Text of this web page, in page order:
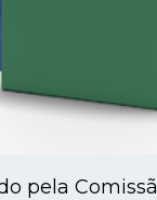
pela